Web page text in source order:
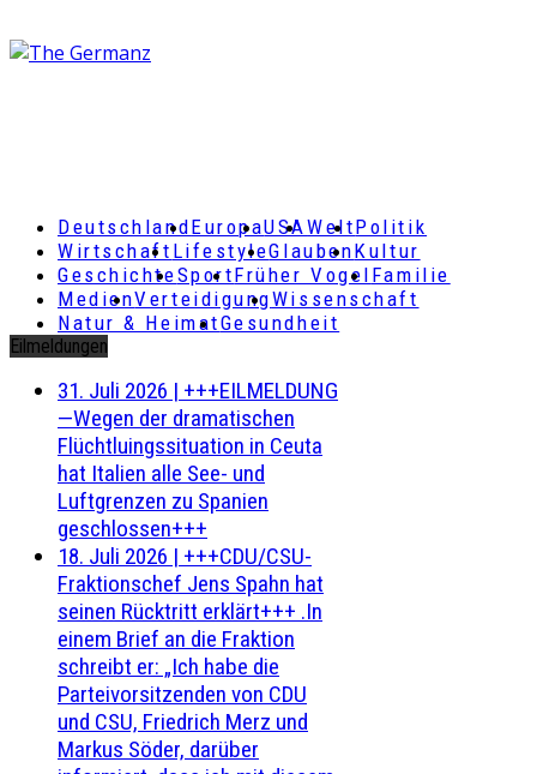
DeutschlandEuropaUSAWeltPolitik
Wirtschaft LifestyleGlaubenKultur
GeschichteSportFrüher Vogel Familie
MedienVerteidigungWissenschaft
Natur & HeimatGesundheit
Eilmeldungen
31. Juli 2026 | +++EILMELDUNG
—Wegen der dramatischen
Flüchtluingssituation in Ceuta
hat Italien alle See- und
Luftgrenzen zu Spanien
geschlossen+++
18. Juli 2026 | +++CDU/CSU-
Fraktionschef Jens Spahn hat
seinen Rücktritt erklärt+++ .In
einem Brief an die Fraktion
schreibt er: „Ich habe die
Parteivorsitzenden von CDU
und CSU, Friedrich Merz und
Markus Söder, darüber